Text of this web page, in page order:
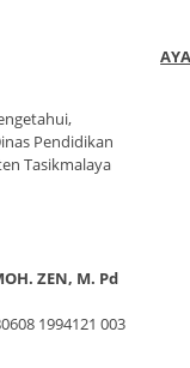
Pendidikan
Tasikmalaya
ZEN, M. Pd
1994121 003